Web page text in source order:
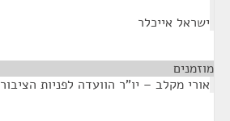
ישראל אייכלר
מוזמנים
אורי מקלב – יו"ר הוועדה לפניות הציבור